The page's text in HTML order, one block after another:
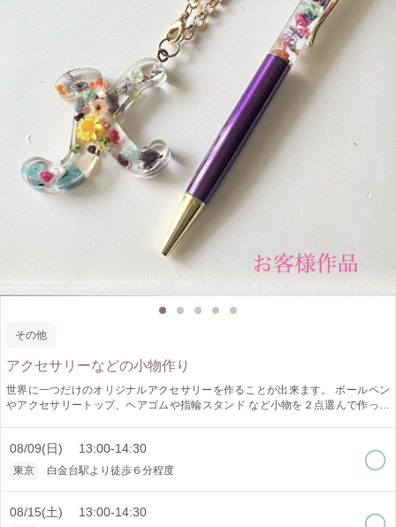
その他
アクセサリーなどの小物作り
世界に一つだけのオリジナルアクセサリーを作ることが出来ます。 ボールペン
やアクセサリートップ、ヘアゴムや指輪スタンド など小物を２点選んで作って
ていただいております 少し厚みのある物を制作される場合は 現地で送
料をいただいております。 ご了承下さい 250-350円くらいです 初めて
08/09(日) 13:00-14:30
東京 白金台駅より徒歩６分程度
08/15(土) 13:00-14:30